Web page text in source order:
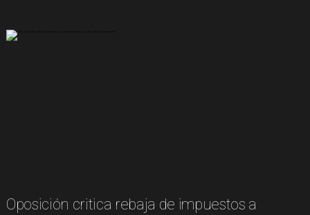
Oposición critica rebaja de impuestos a